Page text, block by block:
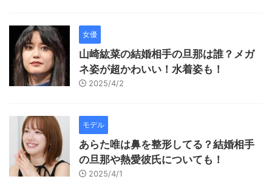
女優
山崎紘菜の結婚相手の旦那は誰？メガ
ネ姿が超かわいい！水着姿も！
2025/4/2
モデル
あらた唯は鼻を整形してる？結婚相手
の旦那や熱愛彼氏についても！
2025/4/1